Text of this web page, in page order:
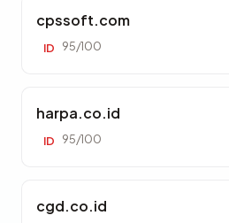
cpssoft.com
ID 95/100
harpa.co.id
ID 95/100
cgd.co.id